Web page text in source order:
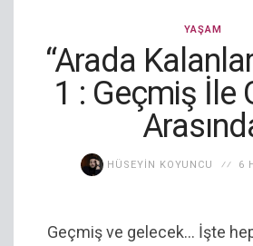
YAŞAM
“Arada
1 : Geçmiş İle
HÜSEYIN KOYUNCU 6
Geçmiş ve gelecek… İşte